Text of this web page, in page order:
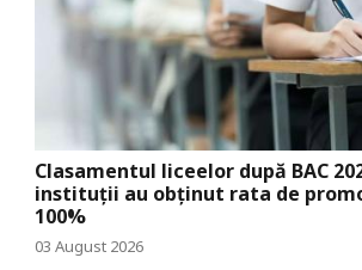
Clasamentul liceelor după BAC
instituții au obținut rata de
100%
03 August 2026